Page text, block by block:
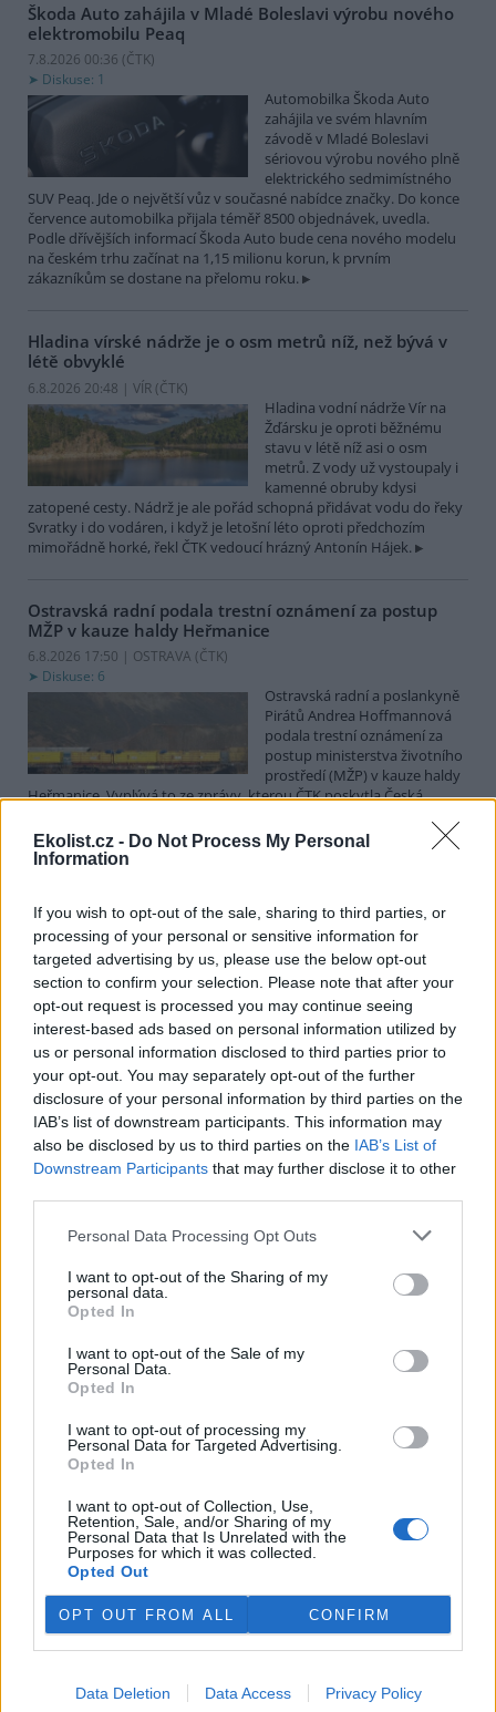
Ekolist.cz - Do Not Process My Personal
Information
If you wish to opt-out of the sale, sharing to third parties, or
processing of your personal or sensitive information for
targeted advertising by us, please use the below opt-out
section to confirm your selection. Please note that after your
opt-out request is processed you may continue seeing
interest-based ads based on personal information utilized by
us or personal information disclosed to third parties prior to
your opt-out. You may separately opt-out of the further
disclosure of your personal information by third parties on the
IAB’s list of downstream participants. This information may
also be disclosed by us to third parties on the IAB’s List of
Downstream Participants that may further disclose it to other
Personal Data Processing Opt Outs
I want to opt-out of the Sharing of my
personal data.
Opted In
I want to opt-out of the Sale of my
Personal Data.
Opted In
I want to opt-out of processing my
Personal Data for Targeted Advertising.
Opted In
I want to opt-out of Collection, Use,
Retention, Sale, and/or Sharing of my
Personal Data that Is Unrelated with the
Purposes for which it was collected.
Opted Out
OPT OUT FROM ALL CONFIRM
Data Deletion Data Access Privacy Policy
Škoda Auto zahájila v Mladé Boleslavi výrobu nového
elektromobilu Peaq
7.8.2026 00:36 (ČTK)
Diskuse: 1
Automobilka Škoda Auto
zahájila ve svém hlavním
závodě v Mladé Boleslavi
sériovou výrobu nového plně
elektrického sedmimístného
SUV Peaq. Jde o největší vůz v současné nabídce značky. Do konce
července automobilka přijala téměř 8500 objednávek, uvedla.
Podle dřívějších informací Škoda Auto bude cena nového modelu
na českém trhu začínat na 1,15 milionu korun, k prvním
zákazníkům se dostane na přelomu roku.
Hladina vírské nádrže je o osm metrů níž, než bývá v
létě obvyklé
6.8.2026 20:48 | VÍR (ČTK)
Hladina vodní nádrže Vír na
Žďársku je oproti běžnému
stavu v létě níž asi o osm
metrů. Z vody už vystoupaly i
kamenné obruby kdysi
zatopené cesty. Nádrž je ale pořád schopná přidávat vodu do řeky
Svratky i do vodáren, i když je letošní léto oproti předchozím
mimořádně horké, řekl ČTK vedoucí hrázný Antonín Hájek.
Ostravská radní podala trestní oznámení za postup
MŽP v kauze haldy Heřmanice
6.8.2026 17:50 | OSTRAVA (ČTK)
Diskuse: 6
Ostravská radní a poslankyně
Pirátů Andrea Hoffmannová
podala trestní oznámení za
postup ministerstva životního
prostředí (MŽP) v kauze haldy
Heřmanice. Vyplývá to ze zprávy, kterou ČTK poskytla Česká
případu České inspekci životního prostředí (ČIŽP) a zastavení řízení.
Hoffmannová ČTK sdělila, že trestní oznámení podala proti dosud
zjištěna prověřováním. Stanovisko MŽP a ČIŽP ČTK shání.
Ředitelé odborů i mluvčí se z ČIŽP rozhodli odejít z
vlastní vůle, řekl Straka
6.8.2026 15:22 (ČTK)
Ředitel odboru vnitřních
služeb Matěj Mrlina, vedoucí
služebního úřadu Oldřich
Jarolím a tisková mluvčí Miriam
Loužecká končí na České
inspekci životního prostředí (ČIŽP) z vlastní iniciativy. Na dotaz ČTK
to napsal nový ředitel inspekce Pavel Straka (za Motoristy). O jejich
plánovaných odchodechinformovalyv pondělí Seznam Zprávy.
Veterináři v horku ošetřují více zvířat, ohrožení jsou psi
se zploštělým čumákem
Veterináři v současných
vedrech ošetřují více zvířat.
krátkou lebkou a zploštělým
čumákem, jako jsou například mopsi nebo buldočci, starší jedinci a
zvířata se srdečním onemocněním. Jejich majitelé pro ně
dehydrataci nebo kolapsu. ČTK to sdělila viceprezidentka Komory
veterinárních lékařů ČR Kateřina Valdhans.
Do Prahy dorazili jezdci cyklistické štafety, míří na
konferenci o klimatu
Do Prahy dnes dorazili jezdci
mezinárodní cyklistické štafety